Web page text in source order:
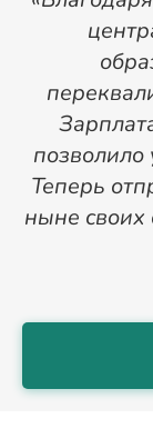
Теперь
ныне своих